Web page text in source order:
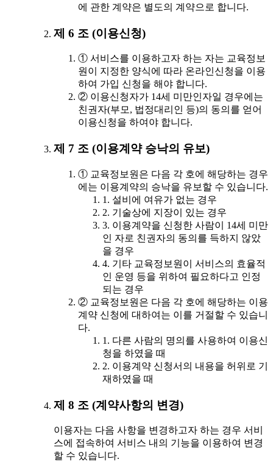
에 관한 계약은 별도의 계약으로 합니다.
제 6 조 (이용신청)
① 서비스를 이용하고자 하는 자는 교육정보
원이 지정한 양식에 따라 온라인신청을 이용
하여 가입 신청을 해야 합니다.
② 이용신청자가 14세 미만인자일 경우에는
친권자(부모, 법정대리인 등)의 동의를 얻어
이용신청을 하여야 합니다.
제 7 조 (이용계약 승낙의 유보)
① 교육정보원은 다음 각 호에 해당하는 경우
에는 이용계약의 승낙을 유보할 수 있습니다.
1. 설비에 여유가 없는 경우
2. 기술상에 지장이 있는 경우
3. 이용계약을 신청한 사람이 14세 미만
인 자로 친권자의 동의를 득하지 않았
을 경우
4. 기타 교육정보원이 서비스의 효율적
인 운영 등을 위하여 필요하다고 인정
되는 경우
② 교육정보원은 다음 각 호에 해당하는 이용
계약 신청에 대하여는 이를 거절할 수 있습니
다.
1. 다른 사람의 명의를 사용하여 이용신
청을 하였을 때
2. 이용계약 신청서의 내용을 허위로 기
재하였을 때
제 8 조 (계약사항의 변경)
이용자는 다음 사항을 변경하고자 하는 경우 서비
스에 접속하여 서비스 내의 기능을 이용하여 변경
할 수 있습니다.